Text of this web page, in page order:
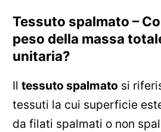
Tessuto spalmato –
peso della massa
unitaria?
Iltessuto spalmato si
tessuti la cui superficie
da filati spalmati o non